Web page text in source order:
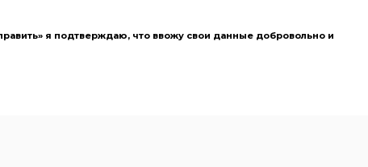
я подтверждаю, что ввожу свои данные добровольно и